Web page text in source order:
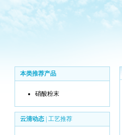
本类推荐产品
硝酸粉末
云清动态 工艺推荐